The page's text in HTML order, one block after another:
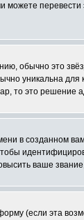
можете
обычно это
уникальна
то это решение
в созданном
ваше
(если эта